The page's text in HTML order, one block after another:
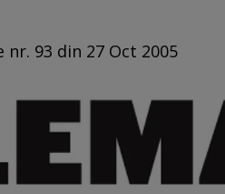
nr. 93 din 27 Oct 2005